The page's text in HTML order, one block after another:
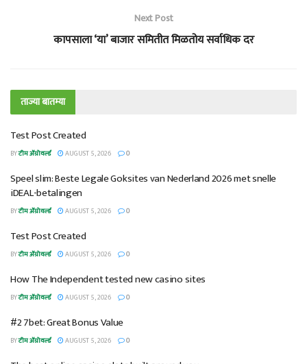
Next Post
कापसाला ‘या’ बाजार समितीत मिळतोय सर्वाधिक दर
ताज्या बातम्या
Test Post Created
BYटीम ॲग्रोवर्ल्ड AUGUST 5, 2026 0
Speel slim: Beste Legale Goksites van Nederland 2026 met snelle
iDEAL-betalingen
BYटीम ॲग्रोवर्ल्ड AUGUST 5, 2026 0
Test Post Created
BYटीम ॲग्रोवर्ल्ड AUGUST 5, 2026 0
How The Independent tested new casino sites
BYटीम ॲग्रोवर्ल्ड AUGUST 5, 2026 0
#2 7bet: Great Bonus Value
BYटीम ॲग्रोवर्ल्ड AUGUST 5, 2026 0